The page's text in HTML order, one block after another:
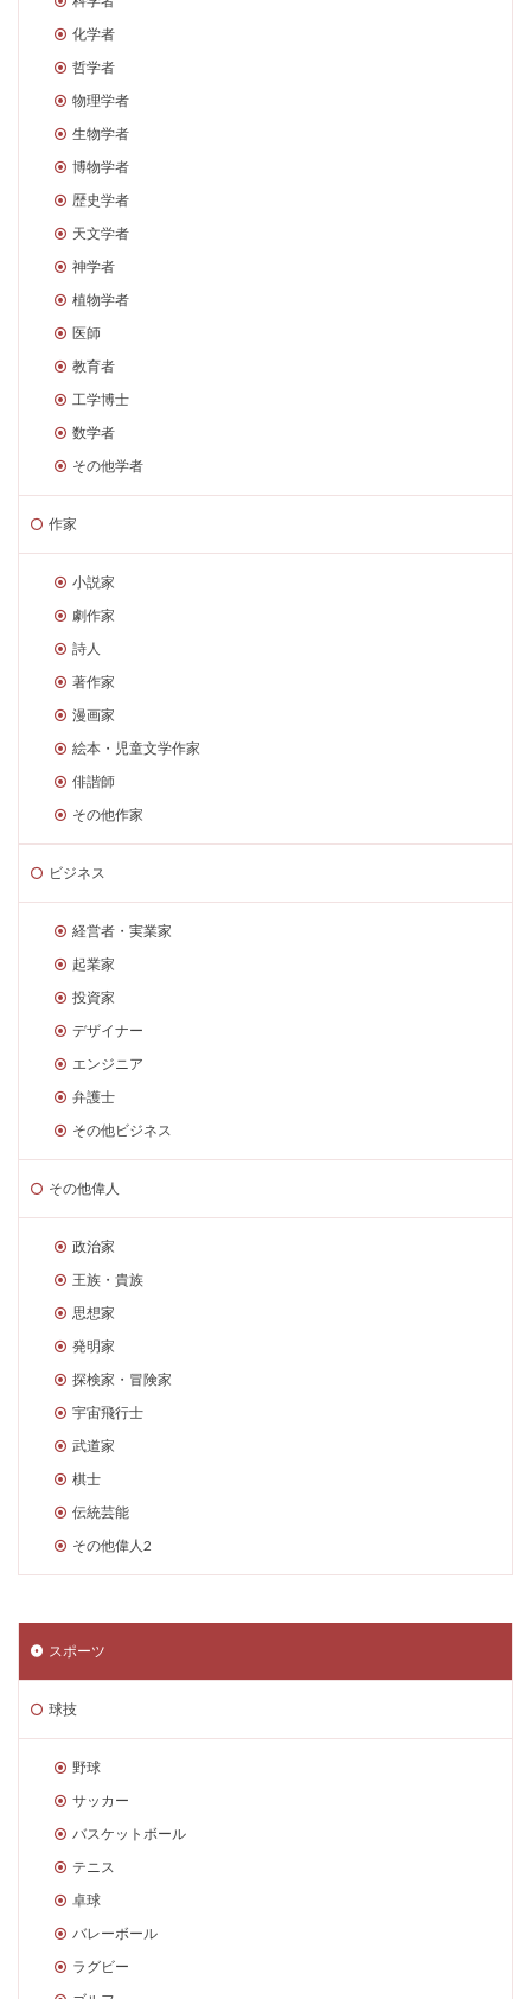
化学者
哲学者
物理学者
生物学者
博物学者
歴史学者
天文学者
神学者
植物学者
医師
教育者
工学博士
数学者
その他学者
作家
小説家
劇作家
詩人
著作家
漫画家
絵本・児童文学作家
俳諧師
その他作家
ビジネス
経営者・実業家
起業家
投資家
デザイナー
エンジニア
弁護士
その他ビジネス
その他偉人
政治家
王族・貴族
思想家
発明家
探検家・冒険家
宇宙飛行士
武道家
棋士
伝統芸能
その他偉人2
スポーツ
球技
野球
サッカー
バスケットボール
テニス
卓球
バレーボール
ラグビー